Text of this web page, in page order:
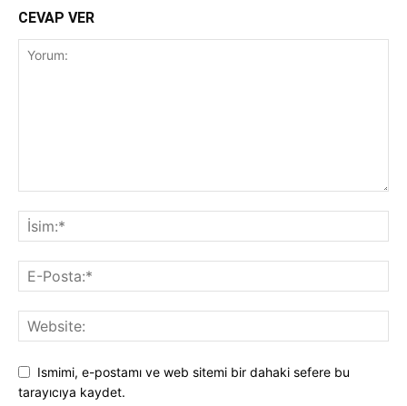
CEVAP VER
Ismimi, e-postamı ve web sitemi bir dahaki sefere bu
tarayıcıya kaydet.